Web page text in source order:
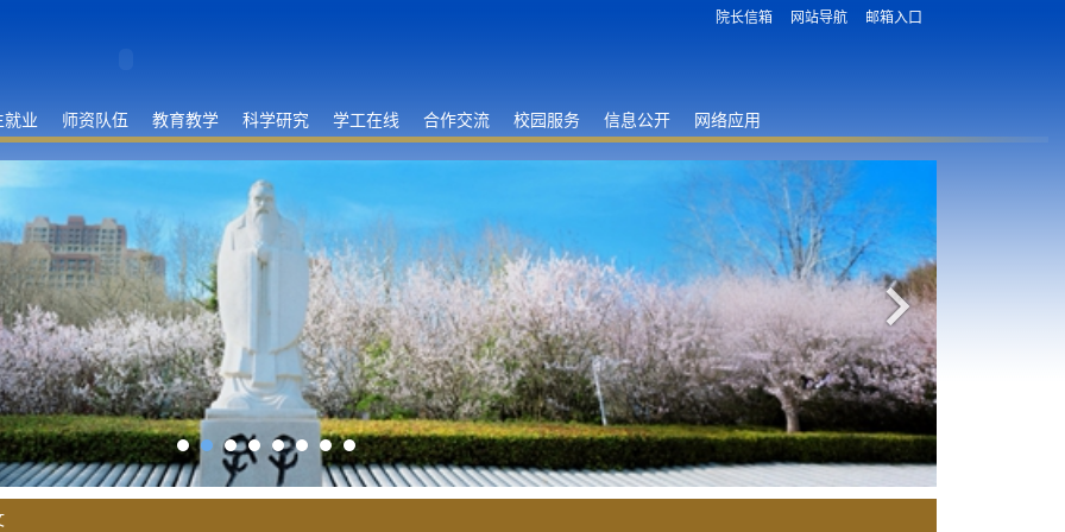
院长信箱 网站导航 邮箱入口
就业 师资队伍 教育教学 科学研究 学工在线 合作交流 校园服务 信息公开 网络应用